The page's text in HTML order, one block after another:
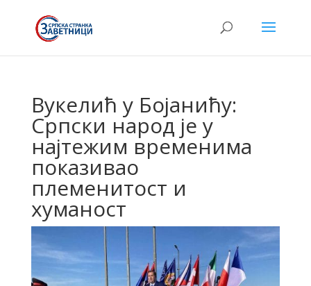
Вукелић у Бојанићу:
Српски народ је у
најтежим временима
показивао
племенитост и
хуманост